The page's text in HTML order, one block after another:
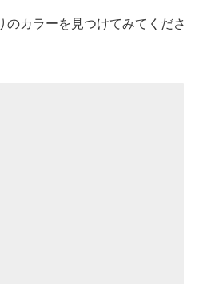
のカラーを見つけてみてくださ